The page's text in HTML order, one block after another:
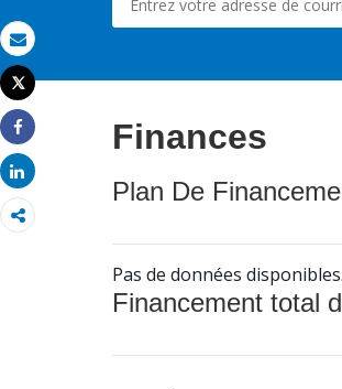
Email
Imprimer
Tweet
Share
Share
Finances
Plan De
Pas de données disponibles.
Financement total